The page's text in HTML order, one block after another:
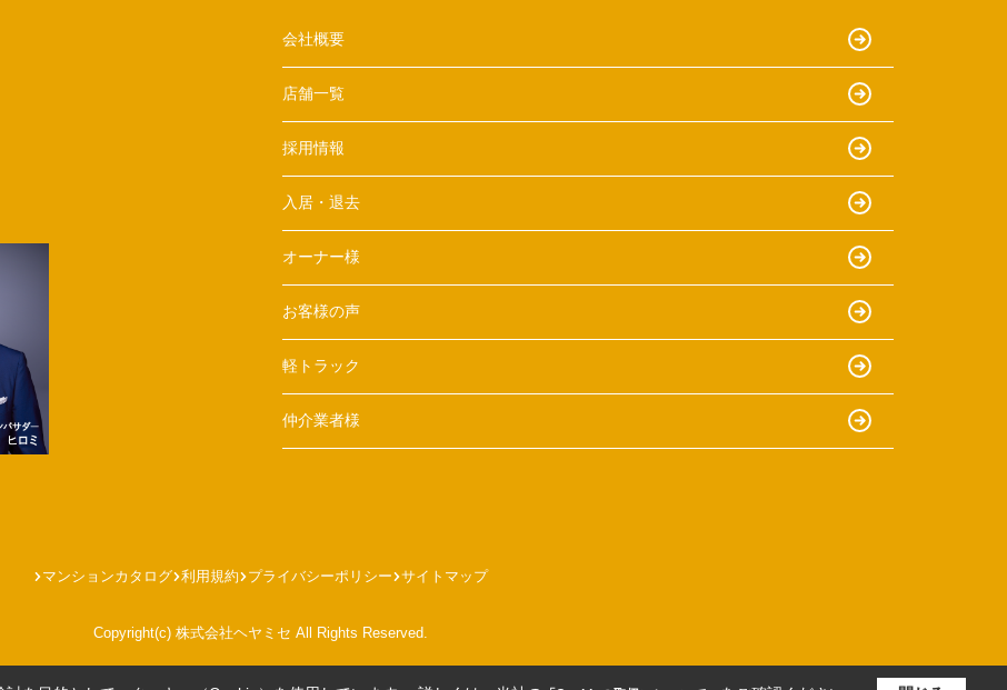
会社概要
店舗一覧
採用情報
入居・退去
オーナー様
お客様の声
軽トラック
仲介業者様
マンションカタログ 利用規約 プライバシーポリシー サイトマップ
Copyright(c) 株式会社ヘヤミセ All Rights Reserved.